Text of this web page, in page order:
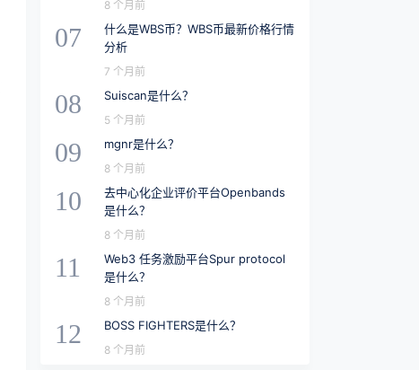
8 个月前
07
什么是WBS币？WBS币最新价格行情
分析
7 个月前
08 Suiscan是什么？
5 个月前
09 mgnr是什么？
8 个月前
10
去中心化企业评价平台Openbands
是什么？
8 个月前
11
Web3 任务激励平台Spur protocol
是什么？
8 个月前
12 BOSS FIGHTERS是什么？
8 个月前